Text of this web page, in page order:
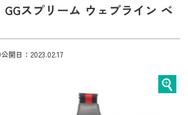
スプリーム ウェブライン ベ
公開日：2023.02.17